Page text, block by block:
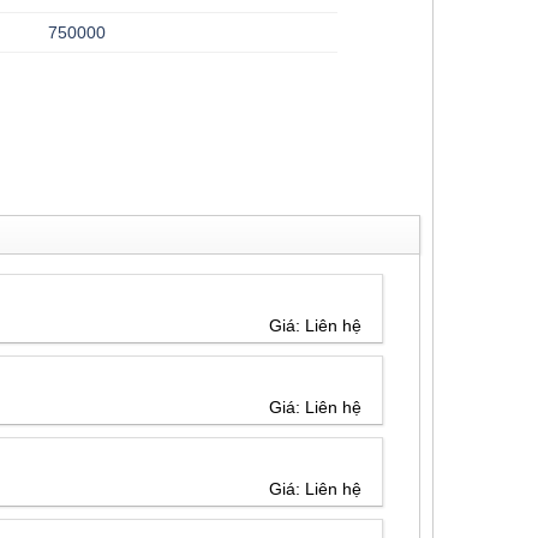
750000
Giá: Liên hệ
Giá: Liên hệ
Giá: Liên hệ